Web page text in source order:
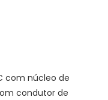
com núcleo de
condutor de